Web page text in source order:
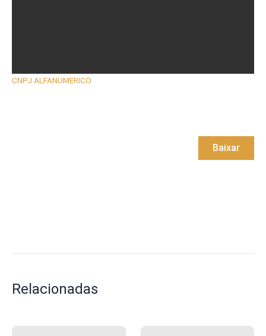
CNPJ ALFANUMERICO
Baixar
Relacionadas